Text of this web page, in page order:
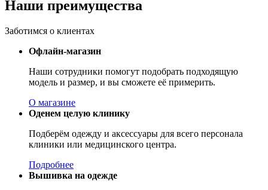
Наши преимущества
Заботимся о клиентах
Офлайн-магазин
Наши сотрудники помогут подобрать подходящую
модель и размер, и вы сможете её примерить.
О магазине
Оденем целую клинику
Подберём одежду и аксессуары для всего персонала
клиники или медицинского центра.
Подробнее
Вышивка на одежде